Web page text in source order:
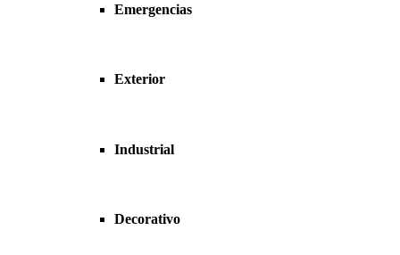
Emergencias
Exterior
Industrial
Decorativo